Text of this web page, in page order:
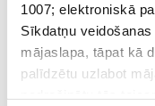
1007; elektroniskā
Sīkdatņu
mājaslapa, tāpat kā
palīdzētu uzlabot
kā arī Rīgas
vadītāji atgādināja
simbolu nozīmi
Katru gadu Rīgas
pirmklasnieku